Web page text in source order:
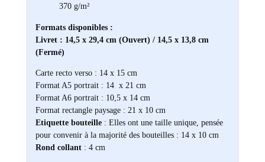
370 g/m²
Formats disponibles :
Livret : 14,5 x 29,4 cm (Ouvert) / 14,5 x 13,8 cm
(Fermé)
Carte recto verso : 14 x 15 cm
Format A5 portrait : 14 x 21 cm
Format A6 portrait : 10,5 x 14 cm
Format rectangle paysage : 21 x 10 cm
Etiquette bouteille: Elles ont une taille unique, pensée
pour convenir à la majorité des bouteilles : 14 x 10 cm
Rond collant : 4 cm